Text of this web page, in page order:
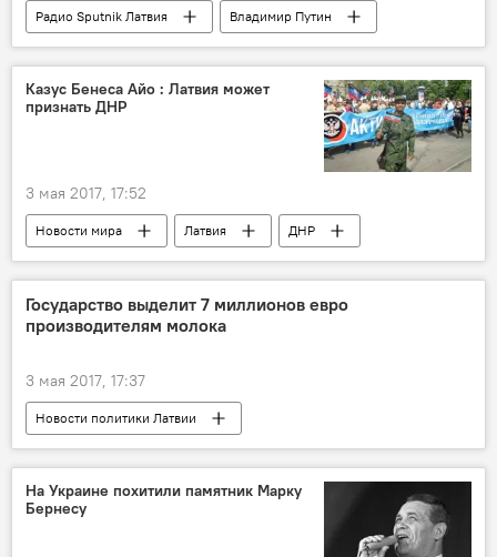
Радио Sputnik Латвия
Владимир Путин
Ангела Меркель
встреча
Казус Бенеса Айо : Латвия может
признать ДНР
3 мая 2017, 17:52
Новости мира Латвия
ДНР
ЛНР
Бенес Айо
Управление по делам гражданства и миграции
гражданство
паспорт
Государство выделит 7 миллионов евро
производителям молока
3 мая 2017, 17:37
Новости политики Латвии
Новости экономики Латвии
Латвия
Министерство земледелия
молочные продукты
На Украине похитили памятник Марку
Бернесу